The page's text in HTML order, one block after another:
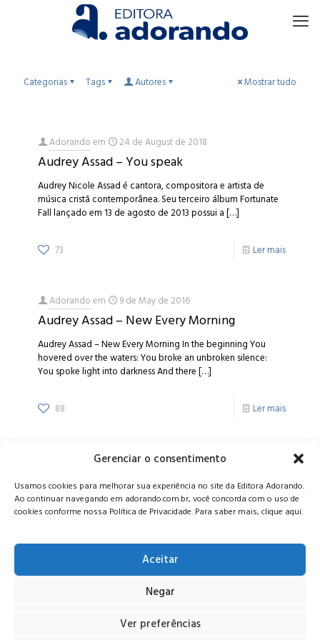
Gerenciar o consentimento
Usamos cookies para melhorar sua experiência no site da Editora Adorando.
Ao continuar navegando em adorando.com.br, você concorda com o uso de
cookies conforme nossa Política de Privacidade. Para saber mais, clique aqui.
Aceitar
Negar
Ver preferências
Categorias Tags Autores Mostrar tudo
Adorandoem 24 de August de 2018
Audrey Assad – You speak
Audrey Nicole Assad é cantora, compositora e artista de
música cristã contemporânea. Seu terceiro álbum Fortunate
Fall lançado em 13 de agosto de 2013 possui a[…]
73 Ler mais
Adorandoem 9 de May de 2016
Audrey Assad – New Every Morning
Audrey Assad – New Every Morning In the beginning You
hovered over the waters: You broke an unbroken silence:
You spoke light into darkness And there[…]
88 Ler mais
Alameda Oscar Niemeyer, 1033 – 7º Andar - Portaria 04, Vila da
Serra - Nova Lima/MG, CEP: 34006-065 - MG
CONTATO:editora@adorando.com.br
Consulte nossapolítica de privacidade